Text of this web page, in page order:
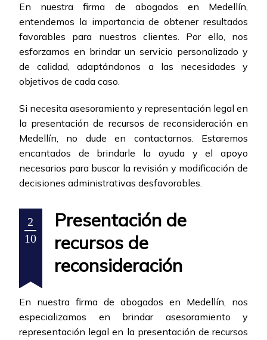
En nuestra firma de abogados en Medellín,
entendemos la importancia de obtener resultados
favorables para nuestros clientes. Por ello, nos
esforzamos en brindar un servicio personalizado y
de calidad, adaptándonos a las necesidades y
objetivos de cada caso.
Si necesita asesoramiento y representación legal en
la presentación de recursos de reconsideración en
Medellín, no dude en contactarnos. Estaremos
encantados de brindarle la ayuda y el apoyo
necesarios para buscar la revisión y modificación de
decisiones administrativas desfavorables.
2
10
Presentación de
recursos de
reconsideración
En nuestra firma de abogados en Medellín, nos
especializamos en brindar asesoramiento y
representación legal en la presentación de recursos